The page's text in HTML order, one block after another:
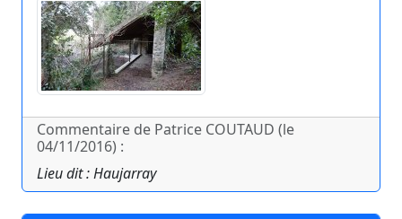
Commentaire de Patrice COUTAUD (le
04/11/2016) :
Lieu dit : Haujarray